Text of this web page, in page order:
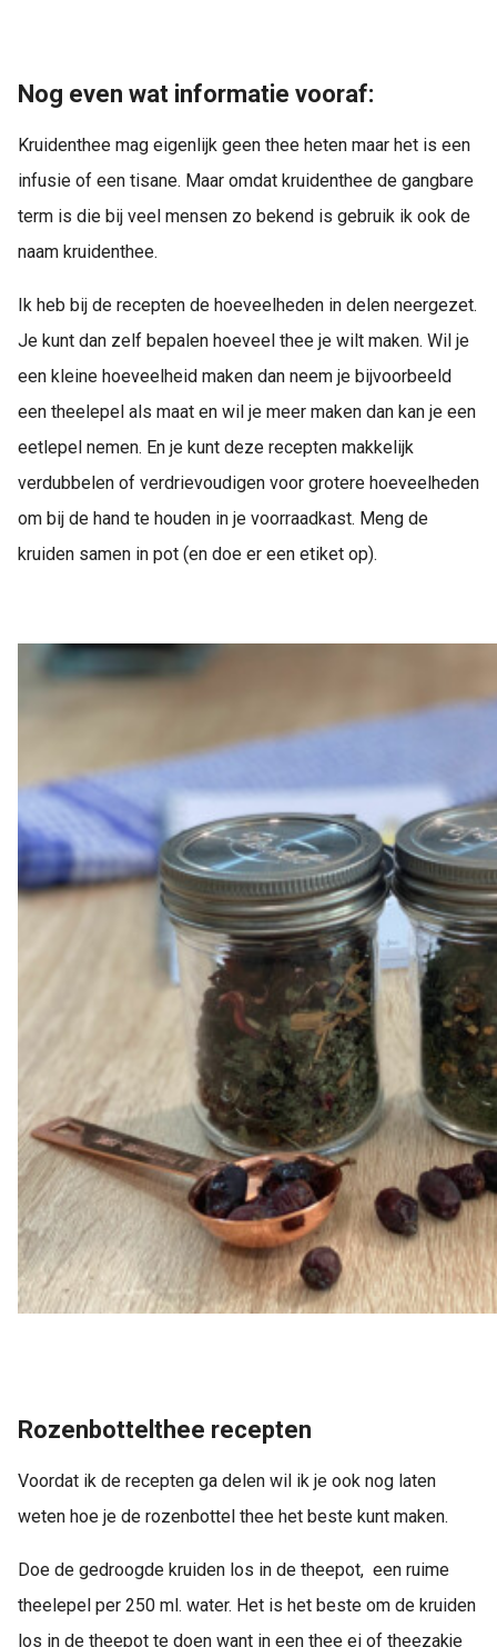
Nog even wat informatie vooraf:
Kruidenthee mag eigenlijk geen thee heten maar het is een
infusie of een tisane. Maar omdat kruidenthee de gangbare
term is die bij veel mensen zo bekend is gebruik ik ook de
naam kruidenthee.
Ik heb bij de recepten de hoeveelheden in delen neergezet.
Je kunt dan zelf bepalen hoeveel thee je wilt maken. Wil je
een kleine hoeveelheid maken dan neem je bijvoorbeeld
een theelepel als maat en wil je meer maken dan kan je een
eetlepel nemen. En je kunt deze recepten makkelijk
verdubbelen of verdrievoudigen voor grotere hoeveelheden
om bij de hand te houden in je voorraadkast. Meng de
kruiden samen in pot (en doe er een etiket op).
Rozenbottelthee recepten
Voordat ik de recepten ga delen wil ik je ook nog laten
weten hoe je de rozenbottel thee het beste kunt maken.
Doe de gedroogde kruiden los in de theepot, een ruime
theelepel per 250 ml. water. Het is het beste om de kruiden
los in de theepot te doen want in een thee ei of theezakje